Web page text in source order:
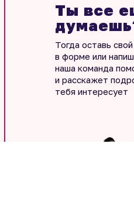
Ты все
Тогда оставь
в форме или
наша команда
и расскажет
тебя интересует